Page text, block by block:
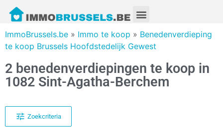
ImmoBrussels.be » Immo te koop » Benedenverdieping
te koop Brussels Hoofdstedelijk Gewest
2 benedenverdiepingen te koop in
1082 Sint-Agatha-Berchem
Zoekcriteria